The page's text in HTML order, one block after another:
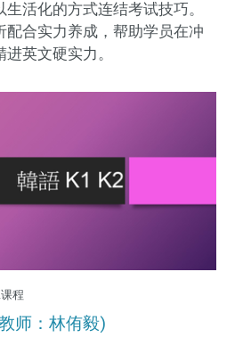
活化的方式连结考试技巧。
配合实力养成，帮助学员在冲
英文硬实力。
程
师：林侑毅)